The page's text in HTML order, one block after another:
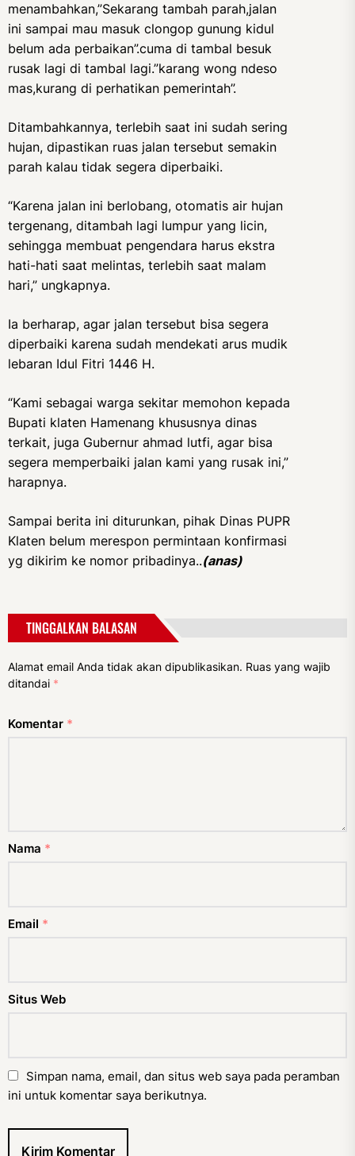
menambahkan,”Sekarang tambah parah,jalan
ini sampai mau masuk clongop gunung kidul
belum ada perbaikan”.cuma di tambal besuk
rusak lagi di tambal lagi.”karang wong ndeso
mas,kurang di perhatikan pemerintah”.
Ditambahkannya, terlebih saat ini sudah sering
hujan, dipastikan ruas jalan tersebut semakin
parah kalau tidak segera diperbaiki.
“Karena jalan ini berlobang, otomatis air hujan
tergenang, ditambah lagi lumpur yang licin,
sehingga membuat pengendara harus ekstra
hati-hati saat melintas, terlebih saat malam
hari,” ungkapnya.
Ia berharap, agar jalan tersebut bisa segera
diperbaiki karena sudah mendekati arus mudik
lebaran Idul Fitri 1446 H.
“Kami sebagai warga sekitar memohon kepada
Bupati klaten Hamenang khususnya dinas
terkait, juga Gubernur ahmad lutfi, agar bisa
segera memperbaiki jalan kami yang rusak ini,”
harapnya.
Sampai berita ini diturunkan, pihak Dinas PUPR
Klaten belum merespon permintaan konfirmasi
yg dikirim ke nomor pribadinya..(anas)
TINGGALKAN BALASAN
Alamat email Anda tidak akan dipublikasikan. Ruas yang wajib
ditandai *
Komentar *
Nama *
Email *
Situs Web
Simpan nama, email, dan situs web saya pada peramban
ini untuk komentar saya berikutnya.